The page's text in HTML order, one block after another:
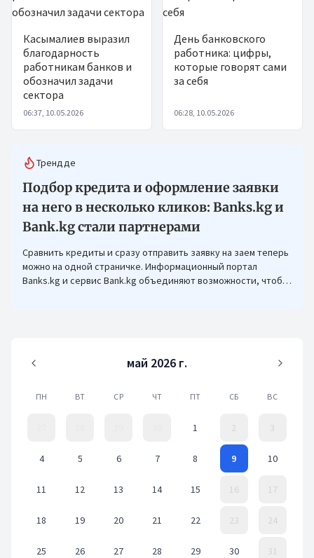
Касымалиев выразил
благодарность
работникам банков и
обозначил задачи
сектора
06:37, 10.05.2026
День банковского
работника: цифры,
которые говорят сами
за себя
06:28, 10.05.2026
Трендде
Подбор кредита и оформление заявки
на него в несколько кликов: Banks.kg и
Bank.kg стали партнерами
Сравнить кредиты и сразу отправить заявку на заем теперь
можно на одной страничке. Информационный портал
Banks.kg и сервис Bank.kg объединяют возможности, чтобы
май 2026 г.
ПН ВТ СР ЧТ ПТ СБ ВС
1 2 3
4 5 6 7 8 9 10
11 12 13 14 15 16 17
18 19 20 21 22 23 24
25 26 27 28 29 30 31